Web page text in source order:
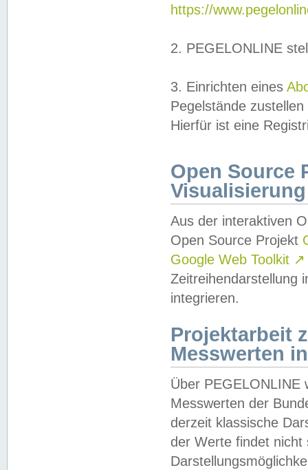
https://
2. PEGELONLINE
3. Einrichten eines
Pegelstände
Hierfür ist eine
Open Source
Visualisierung
Aus der interaktiven
Open Source Projekt
Google Web Toolkit ↗
Zeitreihendarstellung
integrieren.
Projektarbeit
Messwerten
Über PEGELONLINE
Messwerten der
derzeit klassische
der Werte findet